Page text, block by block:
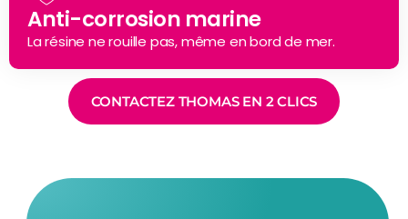
Anti-corrosion marine
La résine ne rouille pas, même en bord de mer.
CONTACTEZ THOMAS EN 2 CLICS